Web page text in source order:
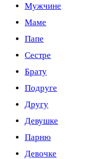
Мужчине
Маме
Папе
Сестре
Брату
Подруге
Другу
Девушке
Парню
Девочке